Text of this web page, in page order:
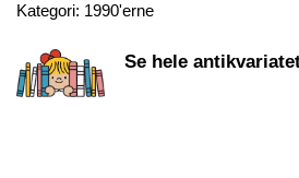
Kategori: 1990'erne
Se hele